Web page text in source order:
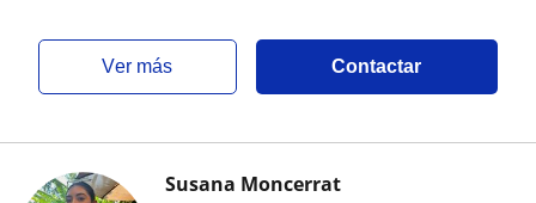
ver más Contactar
Susana Moncerrat